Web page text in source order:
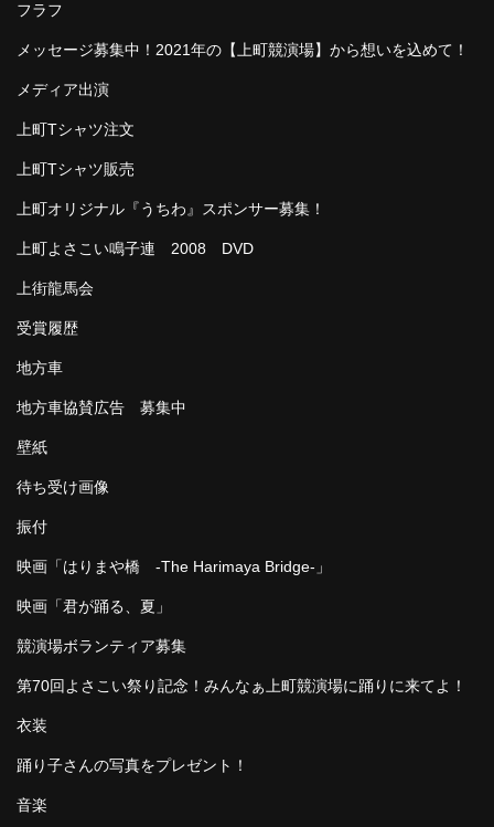
フラフ
メッセージ募集中！2021年の【上町競演場】から想いを込めて！
メディア出演
上町Tシャツ注文
上町Tシャツ販売
上町オリジナル『うちわ』スポンサー募集！
上町よさこい鳴子連 2008 DVD
上街龍馬会
受賞履歴
地方車
地方車協賛広告 募集中
壁紙
待ち受け画像
振付
映画「はりまや橋 -The Harimaya Bridge-」
映画「君が踊る、夏」
競演場ボランティア募集
第70回よさこい祭り記念！みんなぁ上町競演場に踊りに来てよ！
衣装
踊り子さんの写真をプレゼント！
音楽